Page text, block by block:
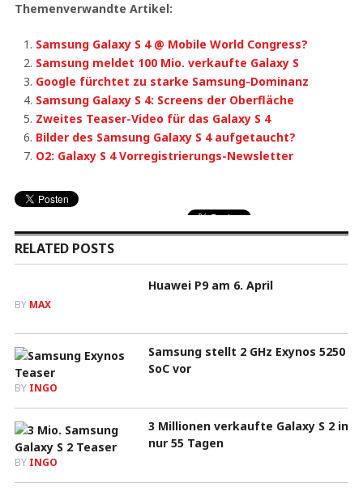
Themenverwandte Artikel:
Samsung Galaxy S 4 @ Mobile World Congress?
Samsung meldet 100 Mio. verkaufte Galaxy S
Google fürchtet zu starke Samsung-Dominanz
Samsung Galaxy S 4: Screens der Oberfläche
Zweites Teaser-Video für das Galaxy S 4
Bilder des Samsung Galaxy S 4 aufgetaucht?
O2: Galaxy S 4 Vorregistrierungs-Newsletter
RELATED POSTS
Huawei P9 am 6. April
BY MAX
Samsung stellt 2 GHz Exynos 5250
SoC vor
BY INGO
3 Millionen verkaufte Galaxy S 2 in
nur 55 Tagen
BY INGO